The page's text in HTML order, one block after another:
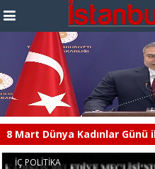
8 Mart Dünya Kadınlar
İÇ POLİTİKA